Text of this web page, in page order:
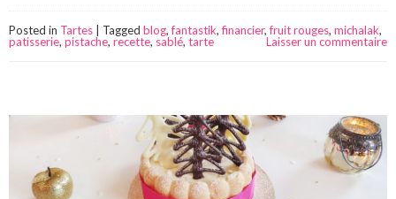
Posted in Tartes Tagged blog,fantastik,financier,fruit rouges, michalak,
patisserie, pistache, recette, sablé, tarte Laisser un commentaire